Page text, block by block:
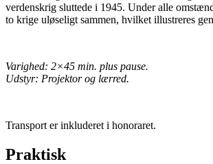
verdenskrig sluttede i 1945. Under alle
to krige uløseligt sammen, hvilket illustreres
Varighed: 2×45 min. plus pause.
Udstyr: Projektor og lærred.
Transport er inkluderet i honoraret.
Praktisk